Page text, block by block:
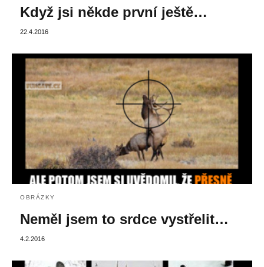
Když jsi někde první ještě…
22.4.2016
OBRÁZKY
Neměl jsem to srdce vystřelit…
4.2.2016